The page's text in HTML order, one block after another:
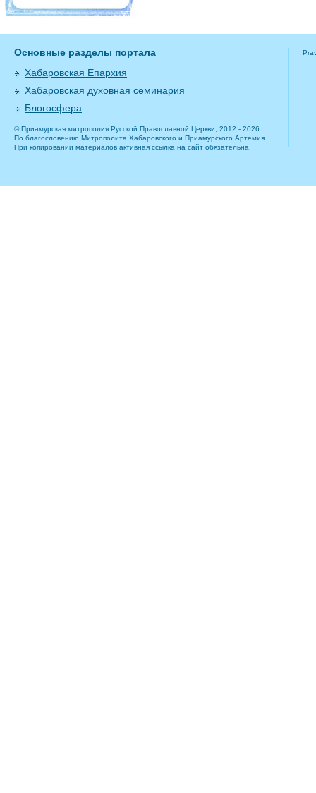
Основные разделы портала
Хабаровская Епархия
Хабаровская духовная семинария
Блогосфера
© Приамурская митрополия Русской Православной Церкви, 2012 - 2026
По благословению Митрополита Хабаровского и Приамурского Артемия.
При копировании материалов активная ссылка на сайт обязательна.